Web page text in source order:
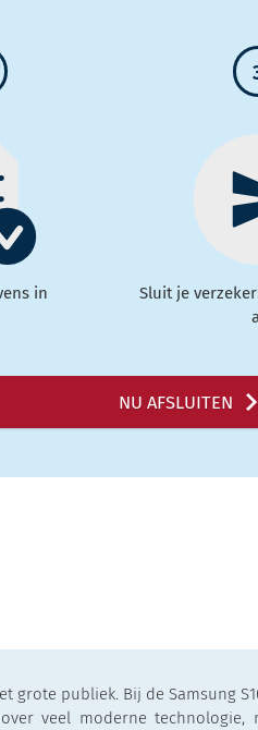
in
Sluit je
NU AFSLUITEN
publiek. Bij de Samsung
veel moderne